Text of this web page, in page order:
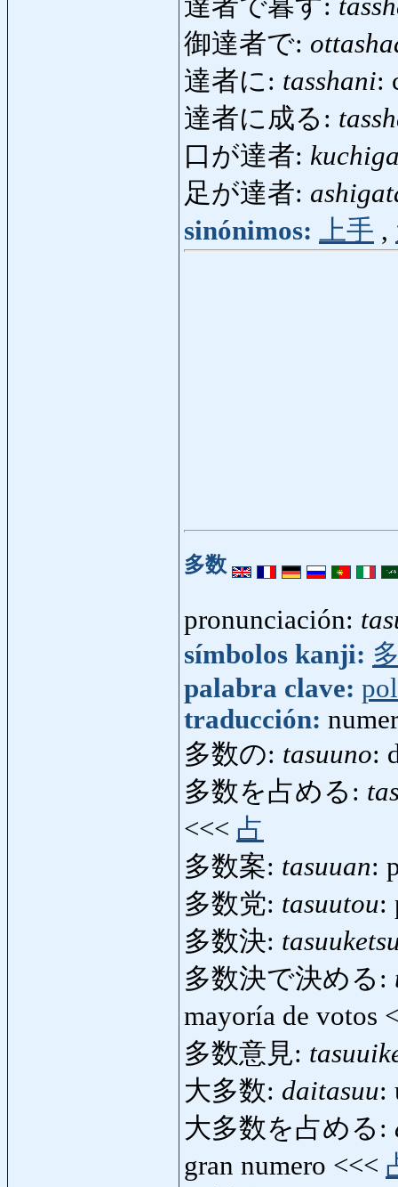
達者で暮す:
御達者で:
達者に: tasshani:
達者に成る:
口が達者:
足が達者:
sinónimos: 上手 ,
多数
pronunciación:
símbolos kanji:
palabra clave:
traducción:
多数の: tasuuno:
多数を占める:
<<< 占
多数案: tasuuan:
多数党: tasuutou:
多数決:
多数決で決める:
mayoría de votos
多数意見:
大多数: daitasuu:
大多数を占める:
gran numero <<<